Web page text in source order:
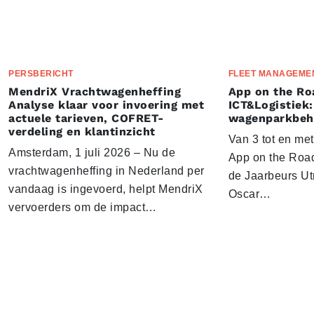
PERSBERICHT
MendriX Vrachtwagenheffing
Analyse klaar voor invoering met
actuele tarieven, COFRET-
verdeling en klantinzicht
Amsterdam, 1 juli 2026 – Nu de
vrachtwagenheffing in Nederland per
vandaag is ingevoerd, helpt MendriX
vervoerders om de impact…
FLEET
App on the
Van 3 tot en
App on the
de Jaarbeurs
Oscar…